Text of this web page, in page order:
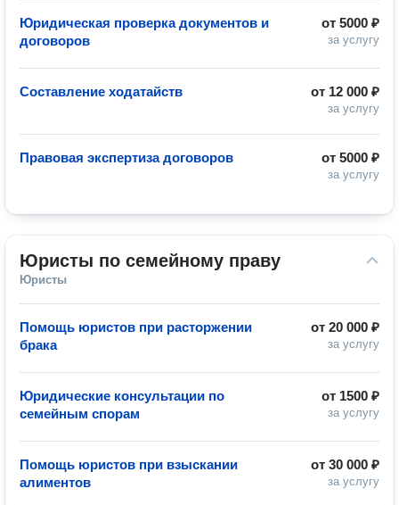
от 5000 ₽
за услугу
Юридическая проверка документов и
договоров
от 12 000 ₽
за услугу
Составление ходатайств
от 5000 ₽
за услугу
Правовая экспертиза договоров
Юристы по семейному праву
Юристы
от 20 000 ₽
за услугу
Помощь юристов при расторжении
брака
от 1500 ₽
за услугу
Юридические консультации по
семейным спорам
от 30 000 ₽
за услугу
Помощь юристов при взыскании
алиментов